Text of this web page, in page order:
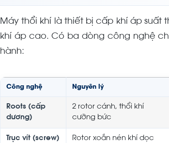
Máy thổi khí là thiết bị cấp khí áp suất
khí áp cao. Có ba dòng công nghệ
hành:
Công nghệ Nguyên lý
Roots (cấp
dương)
2 rotor cánh, thổi khí
cưỡng bức
Trục vít (screw)
Rotor xoắn nén khí dọc